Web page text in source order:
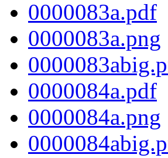
0000083a.pdf
0000083a.png
0000084a.pdf
0000084a.png